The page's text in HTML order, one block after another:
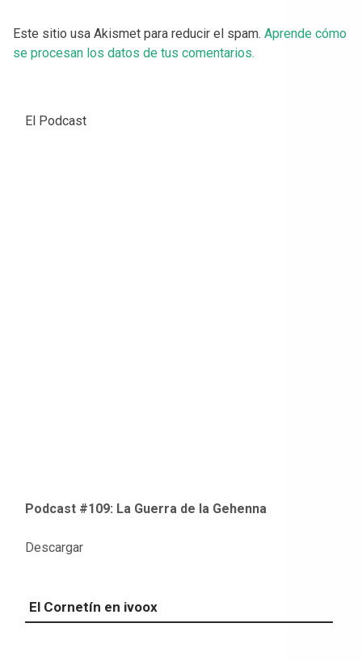
Este sitio usa Akismet para reducir el spam. Aprende cómo
se procesan los datos de tus comentarios.
El Podcast
Podcast #109: La Guerra de la Gehenna
Descargar
El Cornetín en ivoox